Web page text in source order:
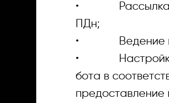
• Рассылка
ПДн;
• Ведение
• Настройка,
бота в
предоставление